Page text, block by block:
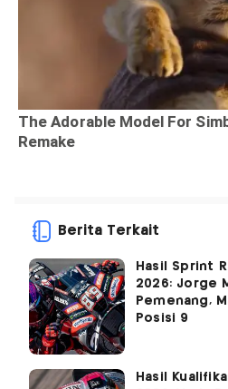
Berita Terkait
Hasil Sprint
2026: Jorge
Pemenang,
Posisi 9
Hasil